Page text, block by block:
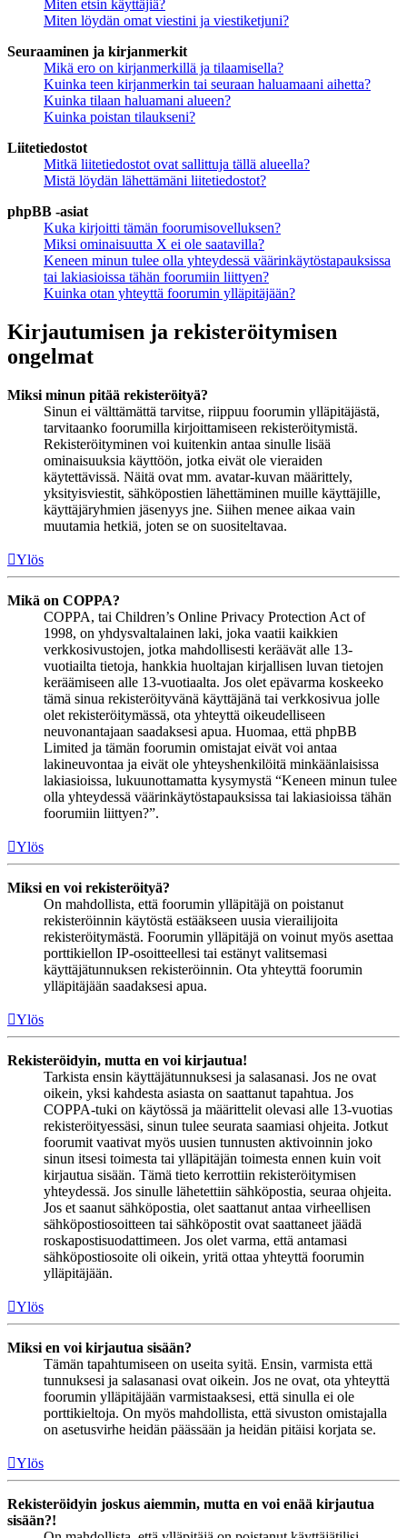
Miten etsin käyttäjiä?
Miten löydän omat viestini ja viestiketjuni?
Seuraaminen ja kirjanmerkit
Mikä ero on kirjanmerkillä ja tilaamisella?
Kuinka teen kirjanmerkin tai seuraan haluamaani aihetta?
Kuinka tilaan haluamani alueen?
Kuinka poistan tilaukseni?
Liitetiedostot
Mitkä liitetiedostot ovat sallittuja tällä alueella?
Mistä löydän lähettämäni liitetiedostot?
phpBB -asiat
Kuka kirjoitti tämän foorumisovelluksen?
Miksi ominaisuutta X ei ole saatavilla?
Keneen minun tulee olla yhteydessä väärinkäytöstapauksissa
tai lakiasioissa tähän foorumiin liittyen?
Kuinka otan yhteyttä foorumin ylläpitäjään?
Kirjautumisen ja rekisteröitymisen
ongelmat
Miksi minun pitää rekisteröityä?
Sinun ei välttämättä tarvitse, riippuu foorumin ylläpitäjästä,
tarvitaanko foorumilla kirjoittamiseen rekisteröitymistä.
Rekisteröityminen voi kuitenkin antaa sinulle lisää
ominaisuuksia käyttöön, jotka eivät ole vieraiden
käytettävissä. Näitä ovat mm. avatar-kuvan määrittely,
yksityisviestit, sähköpostien lähettäminen muille käyttäjille,
käyttäjäryhmien jäsenyys jne. Siihen menee aikaa vain
muutamia hetkiä, joten se on suositeltavaa.
Ylös
Mikä on COPPA?
COPPA, tai Children’s Online Privacy Protection Act of
1998, on yhdysvaltalainen laki, joka vaatii kaikkien
verkkosivustojen, jotka mahdollisesti keräävät alle 13-
vuotiailta tietoja, hankkia huoltajan kirjallisen luvan tietojen
keräämiseen alle 13-vuotiaalta. Jos olet epävarma koskeeko
tämä sinua rekisteröityvänä käyttäjänä tai verkkosivua jolle
olet rekisteröitymässä, ota yhteyttä oikeudelliseen
neuvonantajaan saadaksesi apua. Huomaa, että phpBB
Limited ja tämän foorumin omistajat eivät voi antaa
lakineuvontaa ja eivät ole yhteyshenkilöitä minkäänlaisissa
lakiasioissa, lukuunottamatta kysymystä “Keneen minun tulee
olla yhteydessä väärinkäytöstapauksissa tai lakiasioissa tähän
foorumiin liittyen?”.
Ylös
Miksi en voi rekisteröityä?
On mahdollista, että foorumin ylläpitäjä on poistanut
rekisteröinnin käytöstä estääkseen uusia vierailijoita
rekisteröitymästä. Foorumin ylläpitäjä on voinut myös asettaa
porttikiellon IP-osoitteellesi tai estänyt valitsemasi
käyttäjätunnuksen rekisteröinnin. Ota yhteyttä foorumin
ylläpitäjään saadaksesi apua.
Ylös
Rekisteröidyin, mutta en voi kirjautua!
Tarkista ensin käyttäjätunnuksesi ja salasanasi. Jos ne ovat
oikein, yksi kahdesta asiasta on saattanut tapahtua. Jos
COPPA-tuki on käytössä ja määrittelit olevasi alle 13-vuotias
rekisteröityessäsi, sinun tulee seurata saamiasi ohjeita. Jotkut
foorumit vaativat myös uusien tunnusten aktivoinnin joko
sinun itsesi toimesta tai ylläpitäjän toimesta ennen kuin voit
kirjautua sisään. Tämä tieto kerrottiin rekisteröitymisen
yhteydessä. Jos sinulle lähetettiin sähköpostia, seuraa ohjeita.
Jos et saanut sähköpostia, olet saattanut antaa virheellisen
sähköpostiosoitteen tai sähköpostit ovat saattaneet jäädä
roskapostisuodattimeen. Jos olet varma, että antamasi
sähköpostiosoite oli oikein, yritä ottaa yhteyttä foorumin
ylläpitäjään.
Ylös
Miksi en voi kirjautua sisään?
Tämän tapahtumiseen on useita syitä. Ensin, varmista että
tunnuksesi ja salasanasi ovat oikein. Jos ne ovat, ota yhteyttä
foorumin ylläpitäjään varmistaaksesi, että sinulla ei ole
porttikieltoja. On myös mahdollista, että sivuston omistajalla
on asetusvirhe heidän päässään ja heidän pitäisi korjata se.
Ylös
Rekisteröidyin joskus aiemmin, mutta en voi enää kirjautua
sisään?!